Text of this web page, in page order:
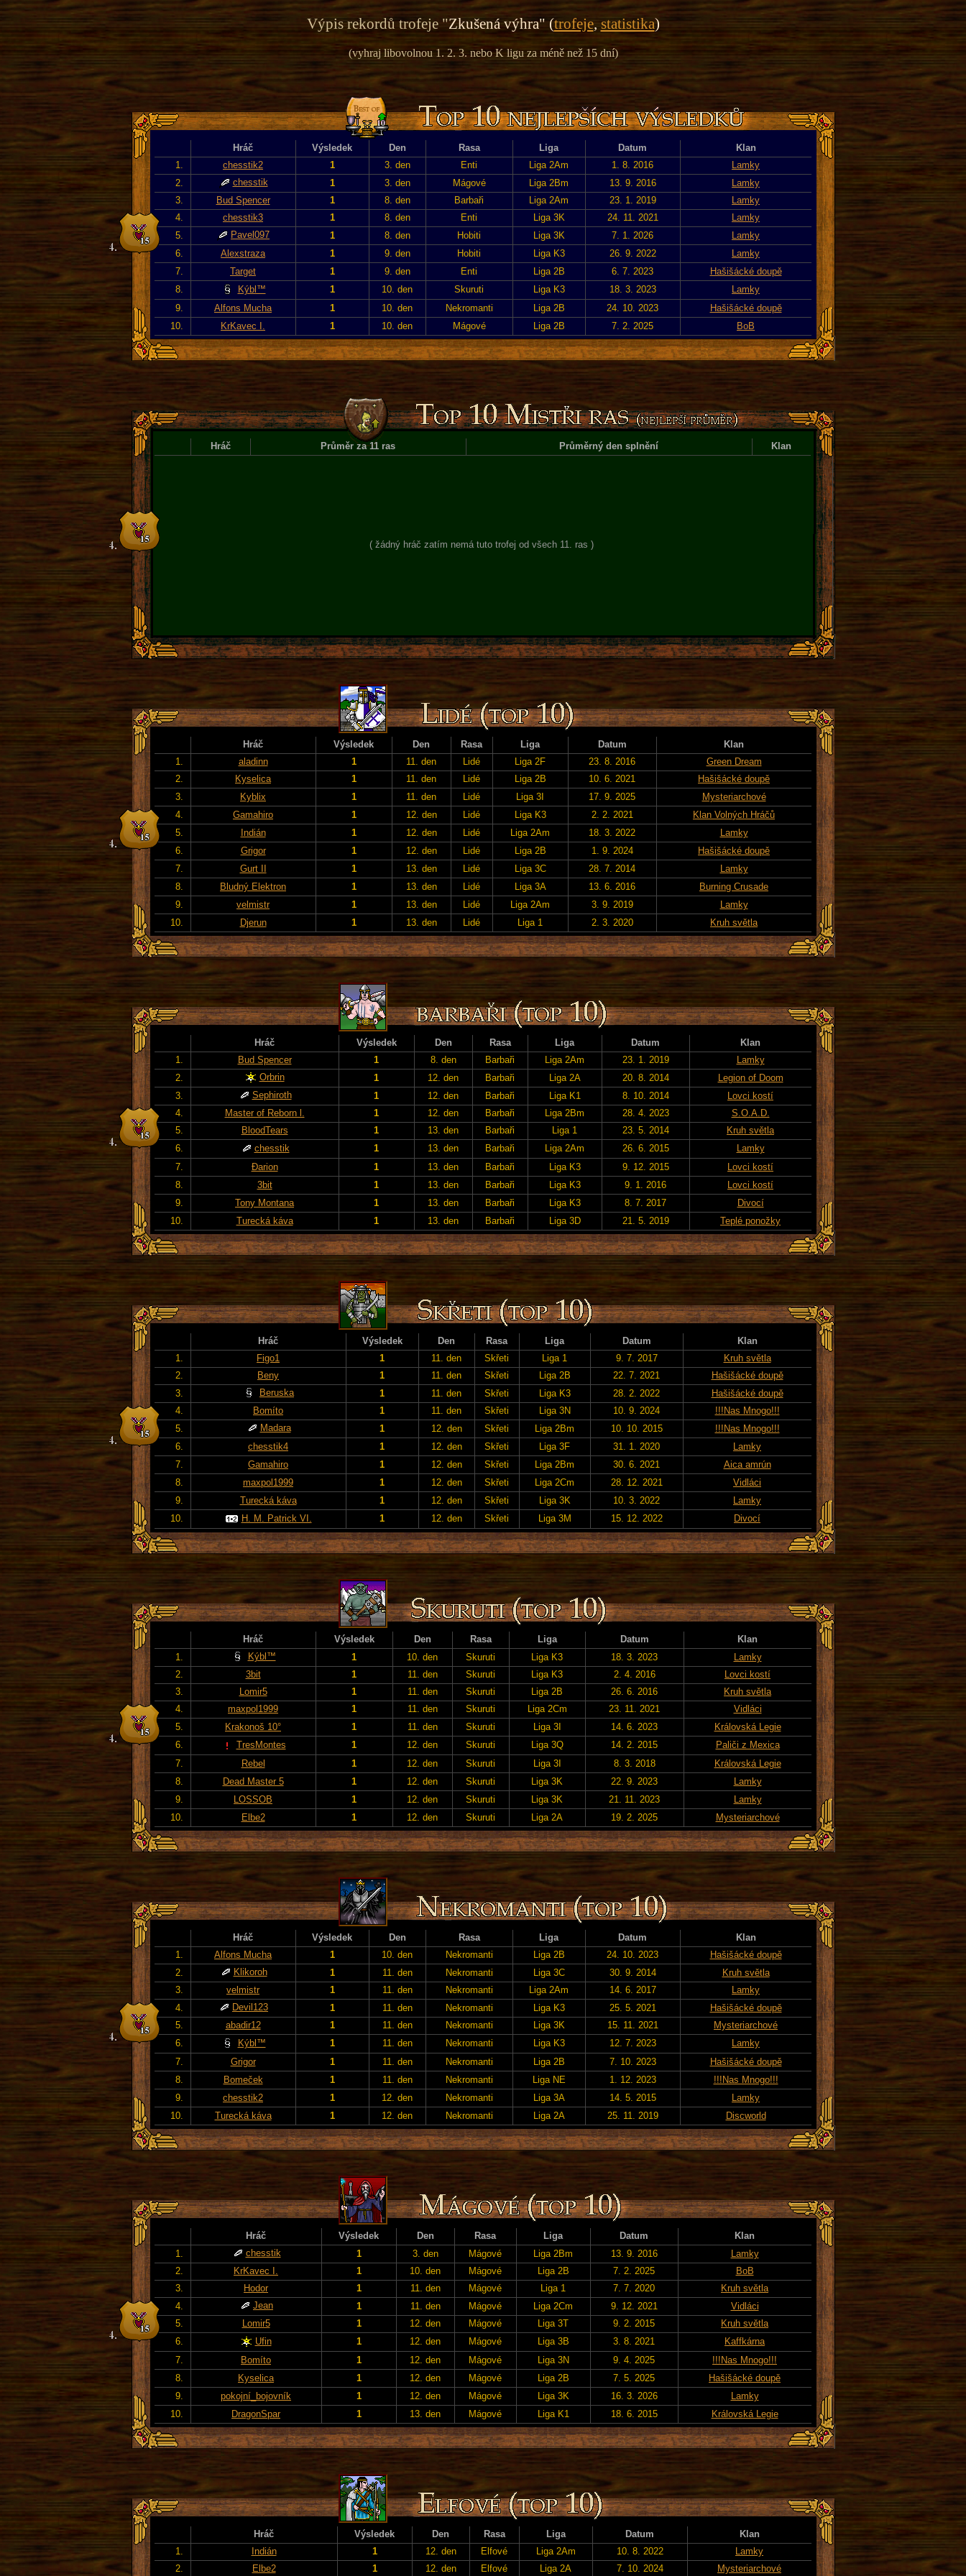
Výpis rekordů trofeje "Zkušená výhra" (trofeje,statistika)
(vyhraj libovolnou 1. 2. 3. nebo K ligu za méně než 15 dní)
Hráč Výsledek Den Rasa Liga Datum
Klan
1.
chesstik2 1 3. den Enti Liga 2Am 1. 8. 2016
Lamky
2.
chesstik 1 3. den Mágové Liga 2Bm 13. 9. 2016
Lamky
3.
Bud Spencer 1 8. den Barbaři Liga 2Am 23. 1. 2019
Lamky
4.
chesstik3 1 8. den Enti Liga 3K 24. 11. 2021
Lamky
5.
Pavel097 1 8. den Hobiti Liga 3K 7. 1. 2026
Lamky
6.
Alexstraza 1 9. den Hobiti Liga K3 26. 9. 2022
Lamky
7.
Target 1 9. den Enti Liga 2B 6. 7. 2023
Hašišácké doupě
8.
Kýbl™ 1 10. den Skuruti Liga K3 18. 3. 2023
Lamky
9.
Alfons Mucha 1 10. den Nekromanti Liga 2B 24. 10. 2023
Hašišácké doupě
10.
KrKavec I. 1 10. den Mágové Liga 2B 7. 2. 2025 BoB
Hráč Průměr za 11 ras Průměrný den splnění Klan
( žádný hráč zatím nemá tuto trofej od všech 11. ras )
Hráč Výsledek Den Rasa Liga Datum
Klan
1.
aladinn 1 11. den Lidé Liga 2F 23. 8. 2016
Green Dream
2.
Kyselica 1 11. den Lidé Liga 2B 10. 6. 2021
Hašišácké doupě
3.
Kyblix 1 11. den Lidé Liga 3I 17. 9. 2025
Mysteriarchové
4.
Gamahiro 1 12. den Lidé Liga K3 2. 2. 2021
Klan Volných Hráčů
5.
Indián 1 12. den Lidé Liga 2Am 18. 3. 2022
Lamky
6.
Grigor 1 12. den Lidé Liga 2B 1. 9. 2024
Hašišácké doupě
7.
Gurt II 1 13. den Lidé Liga 3C 28. 7. 2014
Lamky
8.
Bludný Elektron 1 13. den Lidé Liga 3A 13. 6. 2016
Burning Crusade
9.
velmistr 1 13. den Lidé Liga 2Am 3. 9. 2019
Lamky
10.
Djerun 1 13. den Lidé Liga 1 2. 3. 2020 Kruh světla
Hráč Výsledek Den Rasa Liga Datum
Klan
1.
Bud Spencer 1 8. den Barbaři Liga 2Am 23. 1. 2019
Lamky
2.
Orbrin 1 12. den Barbaři Liga 2A 20. 8. 2014
Legion of Doom
3.
Sephiroth 1 12. den Barbaři Liga K1 8. 10. 2014
Lovci kostí
4.
Master of Reborn l. 1 12. den Barbaři Liga 2Bm 28. 4. 2023
S.O.A.D.
5.
BloodTears 1 13. den Barbaři Liga 1 23. 5. 2014
Kruh světla
6.
chesstik 1 13. den Barbaři Liga 2Am 26. 6. 2015
Lamky
7.
Đarion 1 13. den Barbaři Liga K3 9. 12. 2015
Lovci kostí
8.
3bit 1 13. den Barbaři Liga K3 9. 1. 2016
Lovci kostí
9.
Tony Montana 1 13. den Barbaři Liga K3 8. 7. 2017
Divocí
10.
Turecká káva 1 13. den Barbaři Liga 3D 21. 5. 2019 Teplé ponožky
Hráč Výsledek Den Rasa Liga Datum
Klan
1.
Figo1 1 11. den Skřeti Liga 1 9. 7. 2017
Kruh světla
2.
Beny 1 11. den Skřeti Liga 2B 22. 7. 2021
Hašišácké doupě
3.
Beruska 1 11. den Skřeti Liga K3 28. 2. 2022
Hašišácké doupě
4.
Bomíto 1 11. den Skřeti Liga 3N 10. 9. 2024
!!!Nas Mnogo!!!
5.
Madara 1 12. den Skřeti Liga 2Bm 10. 10. 2015
!!!Nas Mnogo!!!
6.
chesstik4 1 12. den Skřeti Liga 3F 31. 1. 2020
Lamky
7.
Gamahiro 1 12. den Skřeti Liga 2Bm 30. 6. 2021
Aica amrún
8.
maxpol1999 1 12. den Skřeti Liga 2Cm 28. 12. 2021
Vidláci
9.
Turecká káva 1 12. den Skřeti Liga 3K 10. 3. 2022
Lamky
10.
H. M. Patrick VI. 1 12. den Skřeti Liga 3M 15. 12. 2022 Divocí
Hráč Výsledek Den Rasa Liga Datum
Klan
1.
Kýbl™ 1 10. den Skuruti Liga K3 18. 3. 2023
Lamky
2.
3bit 1 11. den Skuruti Liga K3 2. 4. 2016
Lovci kostí
3.
Lomir5 1 11. den Skuruti Liga 2B 26. 6. 2016
Kruh světla
4.
maxpol1999 1 11. den Skuruti Liga 2Cm 23. 11. 2021
Vidláci
5.
Krakonoš 10° 1 11. den Skuruti Liga 3I 14. 6. 2023
Královská Legie
6.
TresMontes 1 12. den Skuruti Liga 3Q 14. 2. 2015
Paliči z Mexica
7.
Rebel 1 12. den Skuruti Liga 3I 8. 3. 2018
Královská Legie
8.
Dead Master 5 1 12. den Skuruti Liga 3K 22. 9. 2023
Lamky
9.
LOSSOB 1 12. den Skuruti Liga 3K 21. 11. 2023
Lamky
10.
Elbe2 1 12. den Skuruti Liga 2A 19. 2. 2025 Mysteriarchové
Hráč Výsledek Den Rasa Liga Datum
Klan
1.
Alfons Mucha 1 10. den Nekromanti Liga 2B 24. 10. 2023
Hašišácké doupě
2.
Klikoroh 1 11. den Nekromanti Liga 3C 30. 9. 2014
Kruh světla
3.
velmistr 1 11. den Nekromanti Liga 2Am 14. 6. 2017
Lamky
4.
Devil123 1 11. den Nekromanti Liga K3 25. 5. 2021
Hašišácké doupě
5.
abadir12 1 11. den Nekromanti Liga 3K 15. 11. 2021
Mysteriarchové
6.
Kýbl™ 1 11. den Nekromanti Liga K3 12. 7. 2023
Lamky
7.
Grigor 1 11. den Nekromanti Liga 2B 7. 10. 2023
Hašišácké doupě
8.
Bomeček 1 11. den Nekromanti Liga NE 1. 12. 2023
!!!Nas Mnogo!!!
9.
chesstik2 1 12. den Nekromanti Liga 3A 14. 5. 2015
Lamky
10.
Turecká káva 1 12. den Nekromanti Liga 2A 25. 11. 2019 Discworld
Hráč Výsledek Den Rasa Liga Datum
Klan
1.
chesstik 1 3. den Mágové Liga 2Bm 13. 9. 2016
Lamky
2.
KrKavec I. 1 10. den Mágové Liga 2B 7. 2. 2025
BoB
3.
Hodor 1 11. den Mágové Liga 1 7. 7. 2020
Kruh světla
4.
Jean 1 11. den Mágové Liga 2Cm 9. 12. 2021
Vidláci
5.
Lomir5 1 12. den Mágové Liga 3T 9. 2. 2015
Kruh světla
6.
Ufin 1 12. den Mágové Liga 3B 3. 8. 2021
Kaffkárna
7.
Bomíto 1 12. den Mágové Liga 3N 9. 4. 2025
!!!Nas Mnogo!!!
8.
Kyselica 1 12. den Mágové Liga 2B 7. 5. 2025
Hašišácké doupě
9.
pokojní_bojovník 1 12. den Mágové Liga 3K 16. 3. 2026
Lamky
10.
DragonSpar 1 13. den Mágové Liga K1 18. 6. 2015 Královská Legie
Hráč Výsledek Den Rasa Liga Datum
Klan
1.
Indián 1 12. den Elfové Liga 2Am 10. 8. 2022
Lamky
2.
Elbe2 1 12. den Elfové Liga 2A 7. 10. 2024 Mysteriarchové